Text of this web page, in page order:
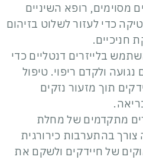
מסוימים, רופא השיניים
כדי לעזור לשלוט בזיהום
חניכיים.
בלייזרים דנטליים כדי
ולקדם ריפוי. טיפול
תוך מזעור נזקים
מתקדמים של מחלת
צורך בהתערבות כירורגית
של חיידקים ולשקם את